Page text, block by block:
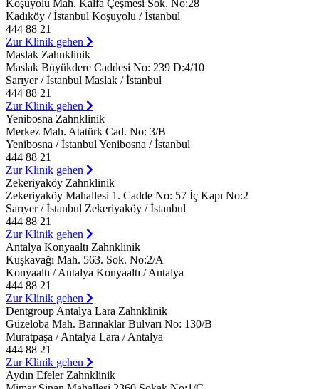
Koşuyolu Mah. Kalfa Çeşmesi Sok. No:28
Kadıköy / İstanbul Koşuyolu / İstanbul
444 88 21
Zur Klinik gehen
Maslak Zahnklinik
Maslak Büyükdere Caddesi No: 239 D:4/10
Sarıyer / İstanbul Maslak / İstanbul
444 88 21
Zur Klinik gehen
Yenibosna Zahnklinik
Merkez Mah. Atatürk Cad. No: 3/B
Yenibosna / İstanbul Yenibosna / İstanbul
444 88 21
Zur Klinik gehen
Zekeriyaköy Zahnklinik
Zekeriyaköy Mahallesi 1. Cadde No: 57 İç Kapı No:2
Sarıyer / İstanbul Zekeriyaköy / İstanbul
444 88 21
Zur Klinik gehen
Antalya Konyaaltı Zahnklinik
Kuşkavağı Mah. 563. Sok. No:2/A
Konyaaltı / Antalya Konyaaltı / Antalya
444 88 21
Zur Klinik gehen
Dentgroup Antalya Lara Zahnklinik
Güzeloba Mah. Barınaklar Bulvarı No: 130/B
Muratpaşa / Antalya Lara / Antalya
444 88 21
Zur Klinik gehen
Aydın Efeler Zahnklinik